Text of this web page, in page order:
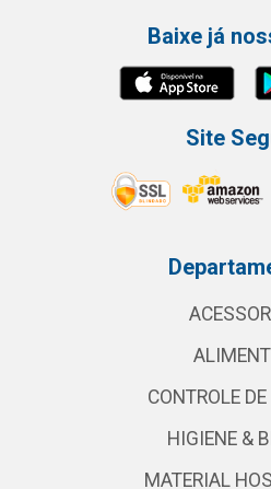
Baixe já
Site
CONTROLE
HIGIENE &
MATERIAL